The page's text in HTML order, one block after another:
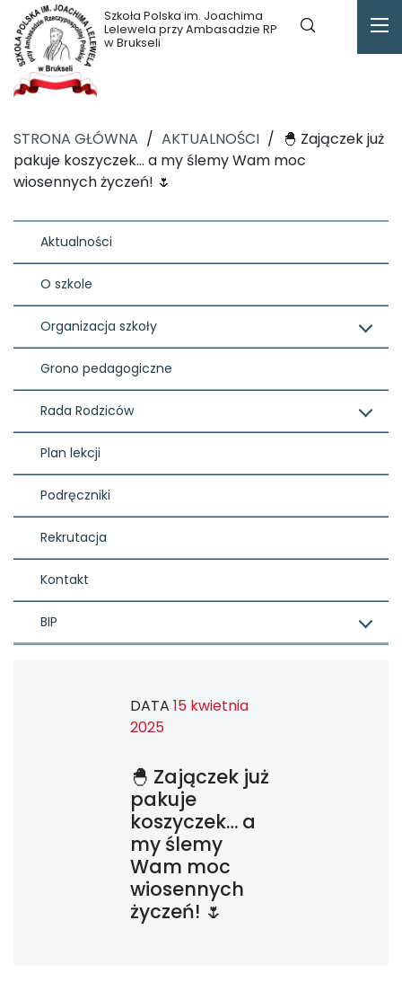
Szkoła Polska im. Joachima
Lelewela przy Ambasadzie RP
w Brukseli
STRONA GŁÓWNA / AKTUALNOŚCI / 🐣 Zajączek już
pakuje koszyczek… a my ślemy Wam moc
wiosennych życzeń! 🌷
Aktualności
O szkole
Organizacja szkoły
Grono pedagogiczne
Rada Rodziców
Plan lekcji
Podręczniki
Rekrutacja
Kontakt
BIP
DATA 15 kwietnia
2025
🐣 Zajączek już
pakuje
koszyczek… a
my ślemy
Wam moc
wiosennych
życzeń! 🌷